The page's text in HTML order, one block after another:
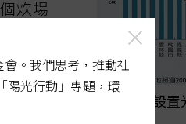
炊場
點。
辛
屋頂強制設
。我們思考，推動社
陽光行動」專題，環